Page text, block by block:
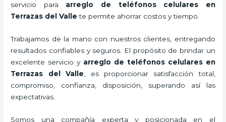
servicio para arreglo de teléfonos celulares en
Terrazas del Valle te permite ahorrar costos y tiempo.
Trabajamos de la mano con nuestros clientes, entregando
resultados confiables y seguros. El propósito de brindar un
excelente servicio y arreglo de teléfonos celularesen
Terrazas del Valle , es proporcionar satisfacción total,
compromiso, confianza, disposición, superando así las
expectativas.
Somos una compañía experta y posicionada en el